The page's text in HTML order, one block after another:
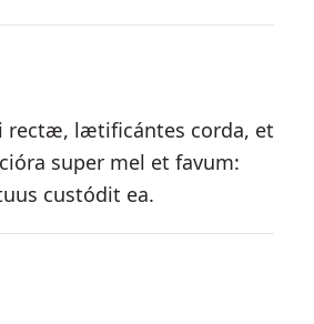
rectæ, lætificántes corda, et
super mel et favum:
custódit ea.